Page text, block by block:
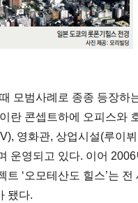
모범사례로 종종 등장하
란 콘셉트하에 오피스와
영화관, 상업시설(루이
운영되고 있다. 이어
‘오모테산도 힐스’는
됐다.